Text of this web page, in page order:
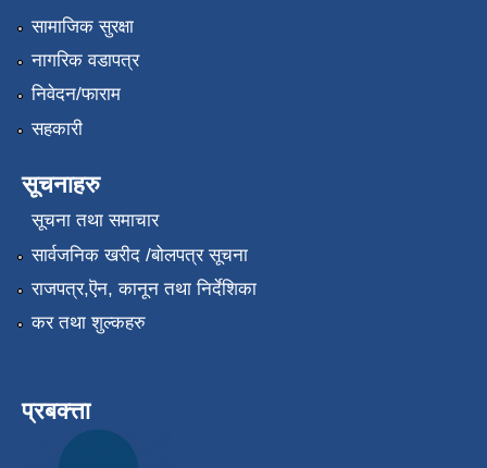
सामाजिक सुरक्षा
नागरिक वडापत्र
निवेदन/फाराम
सहकारी
सूचनाहरु
सूचना तथा समाचार
सार्वजनिक खरीद /बोलपत्र सूचना
राजपत्र,ऎन, कानून तथा निर्देशिका
कर तथा शुल्कहरु
प्रबक्त्ता